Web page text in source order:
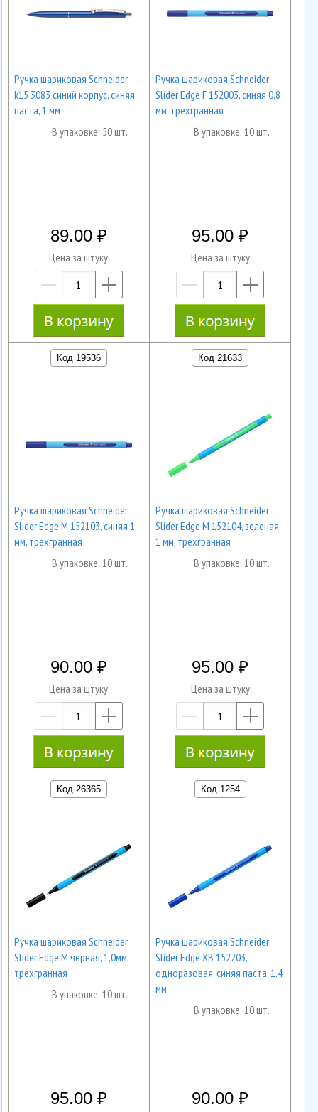
Ручка шариковая Schneider
k15 3083 синий корпус, синяя
паста, 1 мм
В упаковке: 50 шт.
89.00
Цена за штуку
—
Ручка шариковая Schneider
Slider Edge F 152003, синяя 0,8
мм, трехгранная
В упаковке: 10 шт.
95.00
Цена за штуку
—
Код 19536
Ручка шариковая Schneider
Slider Edge M 152103, синяя 1
мм, трехгранная
В упаковке: 10 шт.
90.00
Цена за штуку
—
Код 21633
Ручка шариковая Schneider
Slider Edge M 152104, зеленая
1 мм, трехгранная
В упаковке: 10 шт.
95.00
Цена за штуку
—
Код 26365
Ручка шариковая Schneider
Slider Edge M черная, 1,0мм,
трехгранная
В упаковке: 10 шт.
95.00
Код 1254
Ручка шариковая Schneider
Slider Edge XB 152203,
одноразовая, синяя паста, 1.4
мм
В упаковке: 10 шт.
90.00